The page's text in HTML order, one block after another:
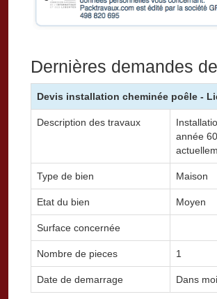
Dernières demandes
Devis installation cheminée poêle -
Description des travaux
année
Type de bien Maison
Etat du bien Moyen
Surface concernée
Nombre de pieces 1
Date de demarrage Dans